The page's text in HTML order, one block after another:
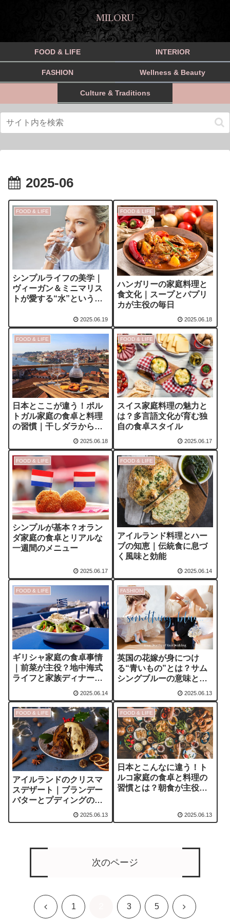
MILORU
FOOD & LIFE INTERIOR
FASHION Wellness & Beauty
Culture & Traditions
2025-06
FOOD & LIFE
シンプルライフの美学｜
ヴィーガン＆ミニマリス
トが愛する“水”という選
2025.06.19
FOOD & LIFE
ハンガリーの家庭料理と
食文化｜スープとパプリ
カが主役の毎日
2025.06.18
FOOD & LIFE
日本とここが違う！ポル
トガル家庭の食卓と料理
の習慣｜干しダラから極
2025.06.18
FOOD & LIFE
スイス家庭料理の魅力と
は？多言語文化が育む独
自の食卓スタイル
2025.06.17
FOOD & LIFE
シンプルが基本？オラン
ダ家庭の食卓とリアルな
一週間のメニュー
2025.06.17
FOOD & LIFE
アイルランド料理とハー
ブの知恵｜伝統食に息づ
く風味と効能
2025.06.14
FOOD & LIFE
ギリシャ家庭の食卓事情
｜前菜が主役？地中海式
ライフと家族ディナーの
2025.06.14
FASHION
英国の花嫁が身につけ
る“青いもの”とは？サム
シングブルーの意味と結
婚式アクセサリー7選
2025.06.13
FOOD & LIFE
アイルランドのクリスマ
スデザート｜ブランデー
バターとプディングの由
2025.06.13
FOOD & LIFE
日本とこんなに違う！ト
ルコ家庭の食卓と料理の
習慣とは？朝食が主役の
2025.06.13
次のページ
前 1 3 5 次